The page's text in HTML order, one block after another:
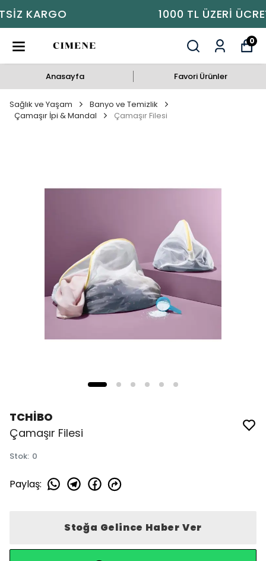
1000 TL ÜZERI ÜCRETSIZ KARGO
0
Anasayfa Favori Ürünler
Sağlık ve Yaşam
Banyo ve Temizlik
Çamaşır İpi & Mandal
Çamaşır Filesi
TCHİBO
Çamaşır Filesi
Stok: 0
Paylaş:
Stoğa Gelince Haber Ver